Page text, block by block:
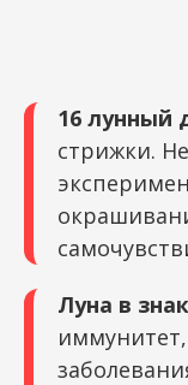
16 лунный
стрижки.
Луна в